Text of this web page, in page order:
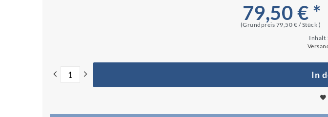
79,50 € *
(Grundpreis 79,50 € / Stück )
Inhalt
In